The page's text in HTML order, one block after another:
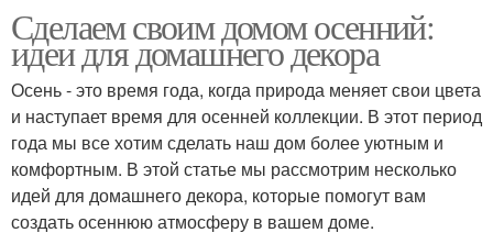
Сделаем своим домом осенний:
идеи для домашнего декора
Осень - это время года, когда природа меняет свои цвета
и наступает время для осенней коллекции. В этот период
года мы все хотим сделать наш дом более уютным и
комфортным. В этой статье мы рассмотрим несколько
идей для домашнего декора, которые помогут вам
создать осеннюю атмосферу в вашем доме.